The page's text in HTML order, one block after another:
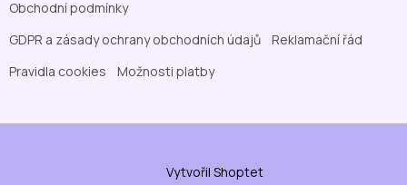
Obchodní podmínky
GDPR a zásady ochrany obchodních údajů
Reklamační řád
Pravidla cookies
Možnosti platby
Vytvořil Shoptet